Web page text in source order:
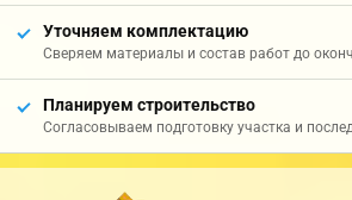
Уточняем комплектацию
Сверяем материалы и состав работ до
Планируем строительство
Согласовываем подготовку участка и